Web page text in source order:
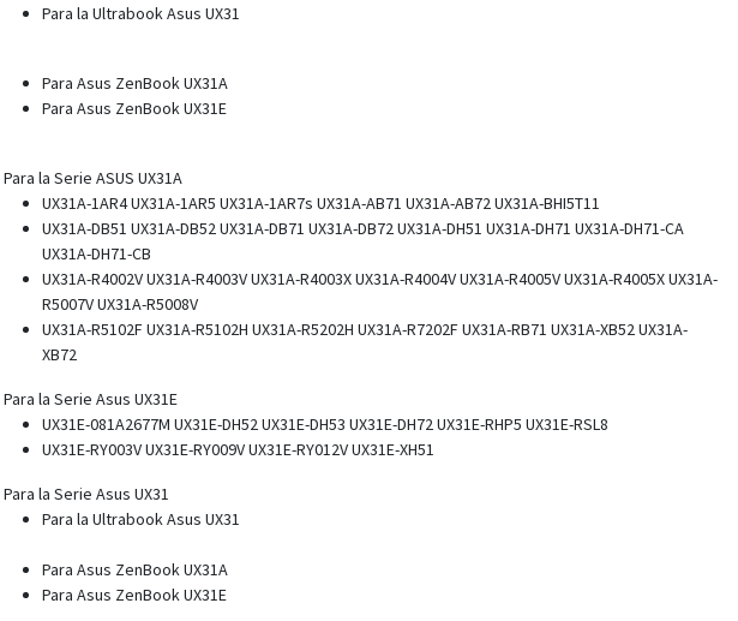
Para la Ultrabook Asus UX31
Para Asus ZenBook UX31A
Para Asus ZenBook UX31E
Para la Serie ASUS UX31A
UX31A-1AR4 UX31A-1AR5 UX31A-1AR7s UX31A-AB71 UX31A-AB72 UX31A-BHI5T11
UX31A-DB51 UX31A-DB52 UX31A-DB71 UX31A-DB72 UX31A-DH51 UX31A-DH71 UX31A-DH71-CA
UX31A-DH71-CB
UX31A-R4002V UX31A-R4003V UX31A-R4003X UX31A-R4004V UX31A-R4005V UX31A-R4005X UX31A-
R5007V UX31A-R5008V
UX31A-R5102F UX31A-R5102H UX31A-R5202H UX31A-R7202F UX31A-RB71 UX31A-XB52 UX31A-
XB72
Para la Serie Asus UX31E
UX31E-081A2677M UX31E-DH52 UX31E-DH53 UX31E-DH72 UX31E-RHP5 UX31E-RSL8
UX31E-RY003V UX31E-RY009V UX31E-RY012V UX31E-XH51
Para la Serie Asus UX31
Para la Ultrabook Asus UX31
Para Asus ZenBook UX31A
Para Asus ZenBook UX31E